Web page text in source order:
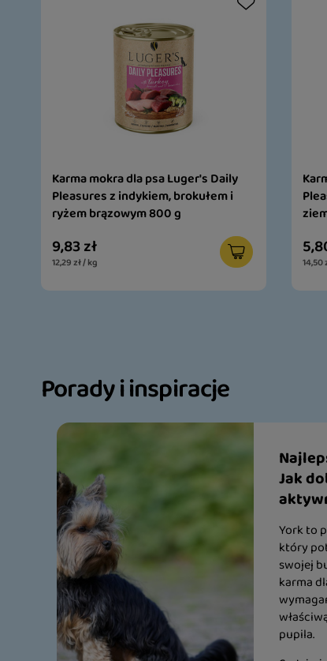
Karma mokra dla psa Luger's Daily
Pleasures z indykiem, brokułem i
ryżem brązowym 800 g
9,83 zł
12,29 zł / kg 14,50
Porady i inspiracje
Jak
York to
który
swojej
karma
pupila.